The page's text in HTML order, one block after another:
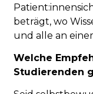
beträgt, wo
und alle an
Welche
Studierenden